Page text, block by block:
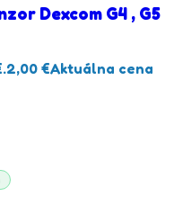
Dexcom G4 , G5
2,00 €Aktuálna cena